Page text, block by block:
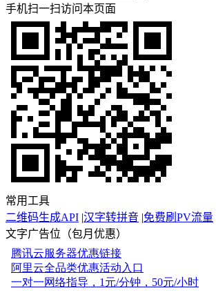
手机扫一扫访问本页面
常用工具
二维码生成API |汉字转拼音 |免费刷PV流量
文字广告位（包月优惠）